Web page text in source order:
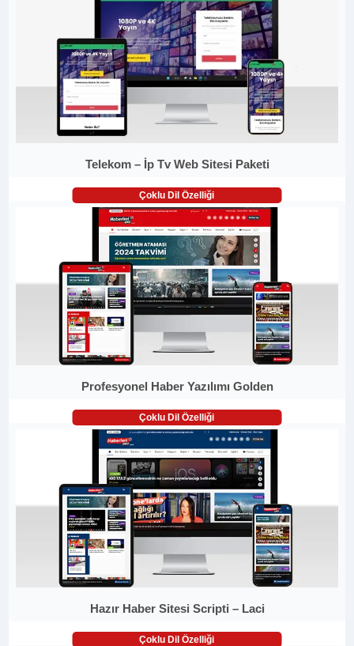
Telekom – İp Tv Web Sitesi Paketi
Çoklu Dil Özelliği
Profesyonel Haber Yazılımı Golden
Çoklu Dil Özelliği
Hazır Haber Sitesi Scripti – Laci
Çoklu Dil Özelliği